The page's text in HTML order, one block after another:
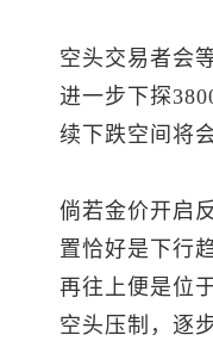
空头交易者会
进一步下探
续下跌空间将
倘若金价开启
置恰好是下行
再往上便是位
空头压制，逐